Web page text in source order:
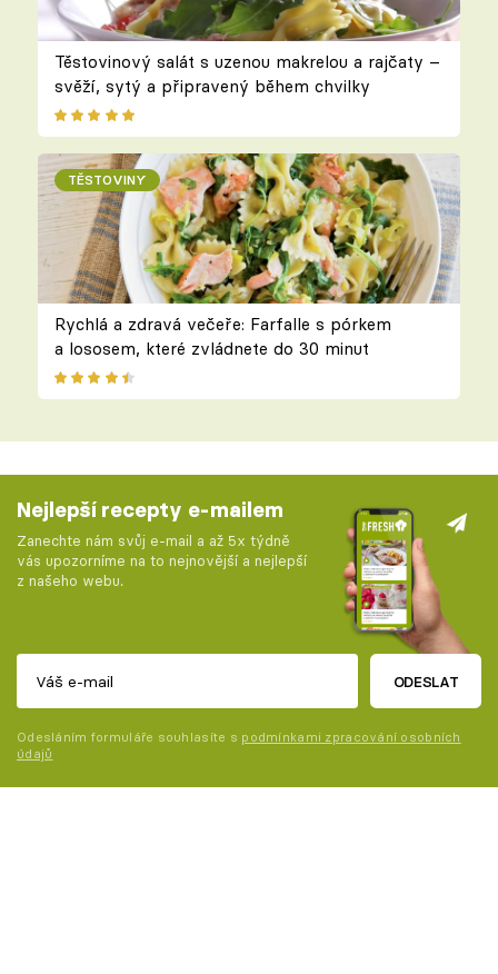
Těstovinový salát s uzenou makrelou a rajčaty –
svěží, sytý a připravený během chvilky
TĚSTOVINY
Rychlá a zdravá večeře: Farfalle s pórkem
a lososem, které zvládnete do 30 minut
Nejlepší recepty e-mailem
Zanechte nám svůj e-mail a až 5x týdně
vás upozorníme na to nejnovější a nejlepší
z našeho webu.
ODESLAT
Odesláním formuláře souhlasíte s podmínkami zpracování osobních
údajů